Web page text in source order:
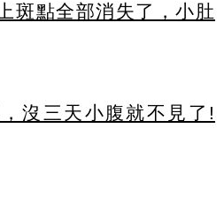
斑點全部消失了，小肚
沒三天小腹就不見了!